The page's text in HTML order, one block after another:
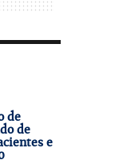
de
de
e